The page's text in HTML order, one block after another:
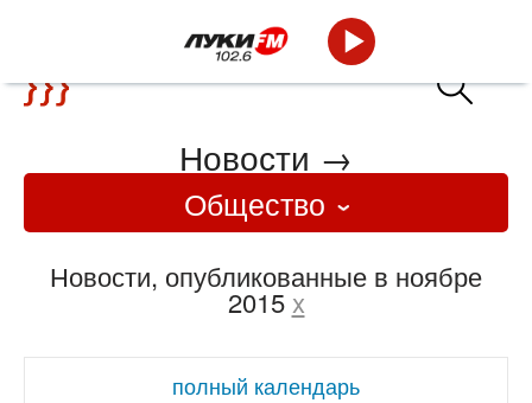
Новости →
Общество
Новости, опубликованные в ноябре
2015 x
полный календарь